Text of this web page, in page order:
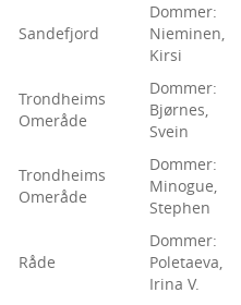
Sandefjord
Dommer:
Nieminen,
Kirsi
Trondheims
Omeråde
Dommer:
Bjørnes,
Svein
Trondheims
Omeråde
Dommer:
Minogue,
Stephen
Råde
Dommer:
Poletaeva,
Irina V.